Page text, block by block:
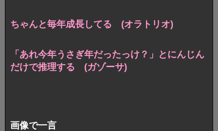
ちゃんと毎年成長してる (オラトリオ)
「あれ今年うさぎ年だったっけ？」とにんじん
だけで推理する (ガゾーサ)
画像で一言